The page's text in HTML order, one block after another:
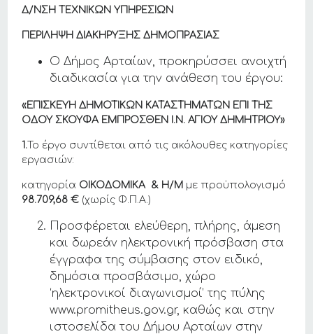
Δ/ΝΣΗ ΤΕΧΝΙΚΩΝ ΥΠΗΡΕΣΙΩΝ
ΠΕΡΙΛΗΨΗ ΔΙΑΚΗΡΥΞΗΣ ΔΗΜΟΠΡΑΣΙΑΣ
Ο Δήμος Αρταίων, προκηρύσσει ανοιχτή
διαδικασία για την ανάθεση του έργου:
«ΕΠΙΣΚΕΥΗ ΔΗΜΟΤΙΚΩΝ ΚΑΤΑΣΤΗΜΑΤΩΝ ΕΠΙ ΤΗΣ
ΟΔΟΥ ΣΚΟΥΦΑ ΕΜΠΡΟΣΘΕΝ Ι.Ν. ΑΓΙΟΥ ΔΗΜΗΤΡΙΟΥ»
1. Το έργο συντίθεται από τις ακόλουθες κατηγορίες
εργασιών:
κατηγορία ΟΙΚΟΔΟΜΙΚΑ & Η/Μ με προϋπολογισμό
98.709,68€ (χωρίς Φ.Π.Α.)
Προσφέρεται ελεύθερη, πλήρης, άμεση
και δωρεάν ηλεκτρονική πρόσβαση στα
έγγραφα της σύμβασης στον ειδικό,
δημόσια προσβάσιμο, χώρο
‘ηλεκτρονικοί διαγωνισμοί’ της πύλης
www.promitheus.gov.gr, καθώς και στην
ιστοσελίδα του Δήμου Αρταίων στην